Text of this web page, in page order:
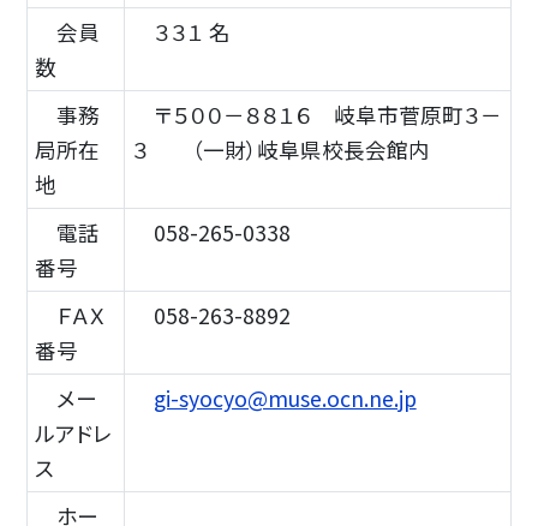
会員
数
３３１ 名
事務
局所在
地
〒５００－８８１６ 岐阜市菅原町３－
３ （一財）岐阜県校長会館内
電話
番号
058-265-0338
ＦＡＸ
番号
058-263-8892
メー
ルアドレ
ス
gi-syocyo@muse.ocn.ne.jp
ホー